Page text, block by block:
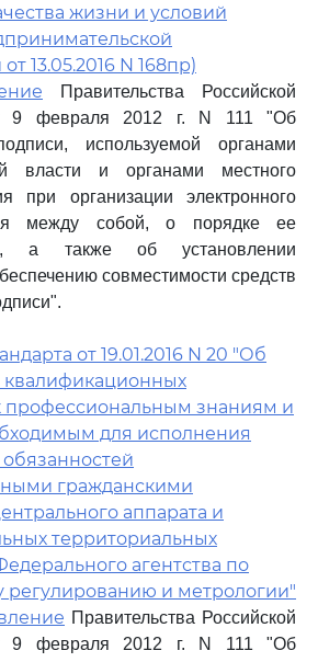
жизни и условий
13.05.2016 N 168пр)
Правительства Российской
9 февраля 2012 г. N 111 "Об
используемой органами
власти и органами местного
при организации электронного
между собой, о порядке ее
а также об установлении
совместимости средств
от 19.01.2016 N 20 "Об
профессиональным знаниям и
для исполнения
гражданскими
аппарата и
территориальных
агентства по
регулированию и метрологии"
Правительства Российской
9 февраля 2012 г. N 111 "Об